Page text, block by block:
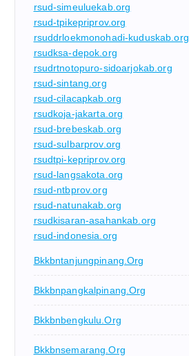
rsud-simeuluekab.org
rsud-tpikepriprov.org
rsuddrloekmonohadi-kuduskab.org
rsudksa-depok.org
rsudrtnotopuro-sidoarjokab.org
rsud-sintang.org
rsud-cilacapkab.org
rsudkoja-jakarta.org
rsud-brebeskab.org
rsud-sulbarprov.org
rsudtpi-kepriprov.org
rsud-langsakota.org
rsud-ntbprov.org
rsud-natunakab.org
rsudkisaran-asahankab.org
rsud-indonesia.org
Bkkbntanjungpinang.org
Bkkbnpangkalpinang.org
Bkkbnbengkulu.org
Bkkbnsemarang.org